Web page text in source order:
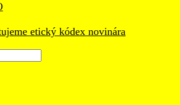
etický kódex novinára